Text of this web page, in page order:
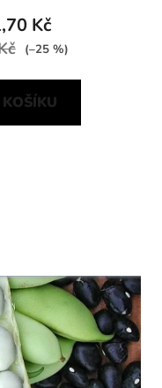
Kč
(–25 %)